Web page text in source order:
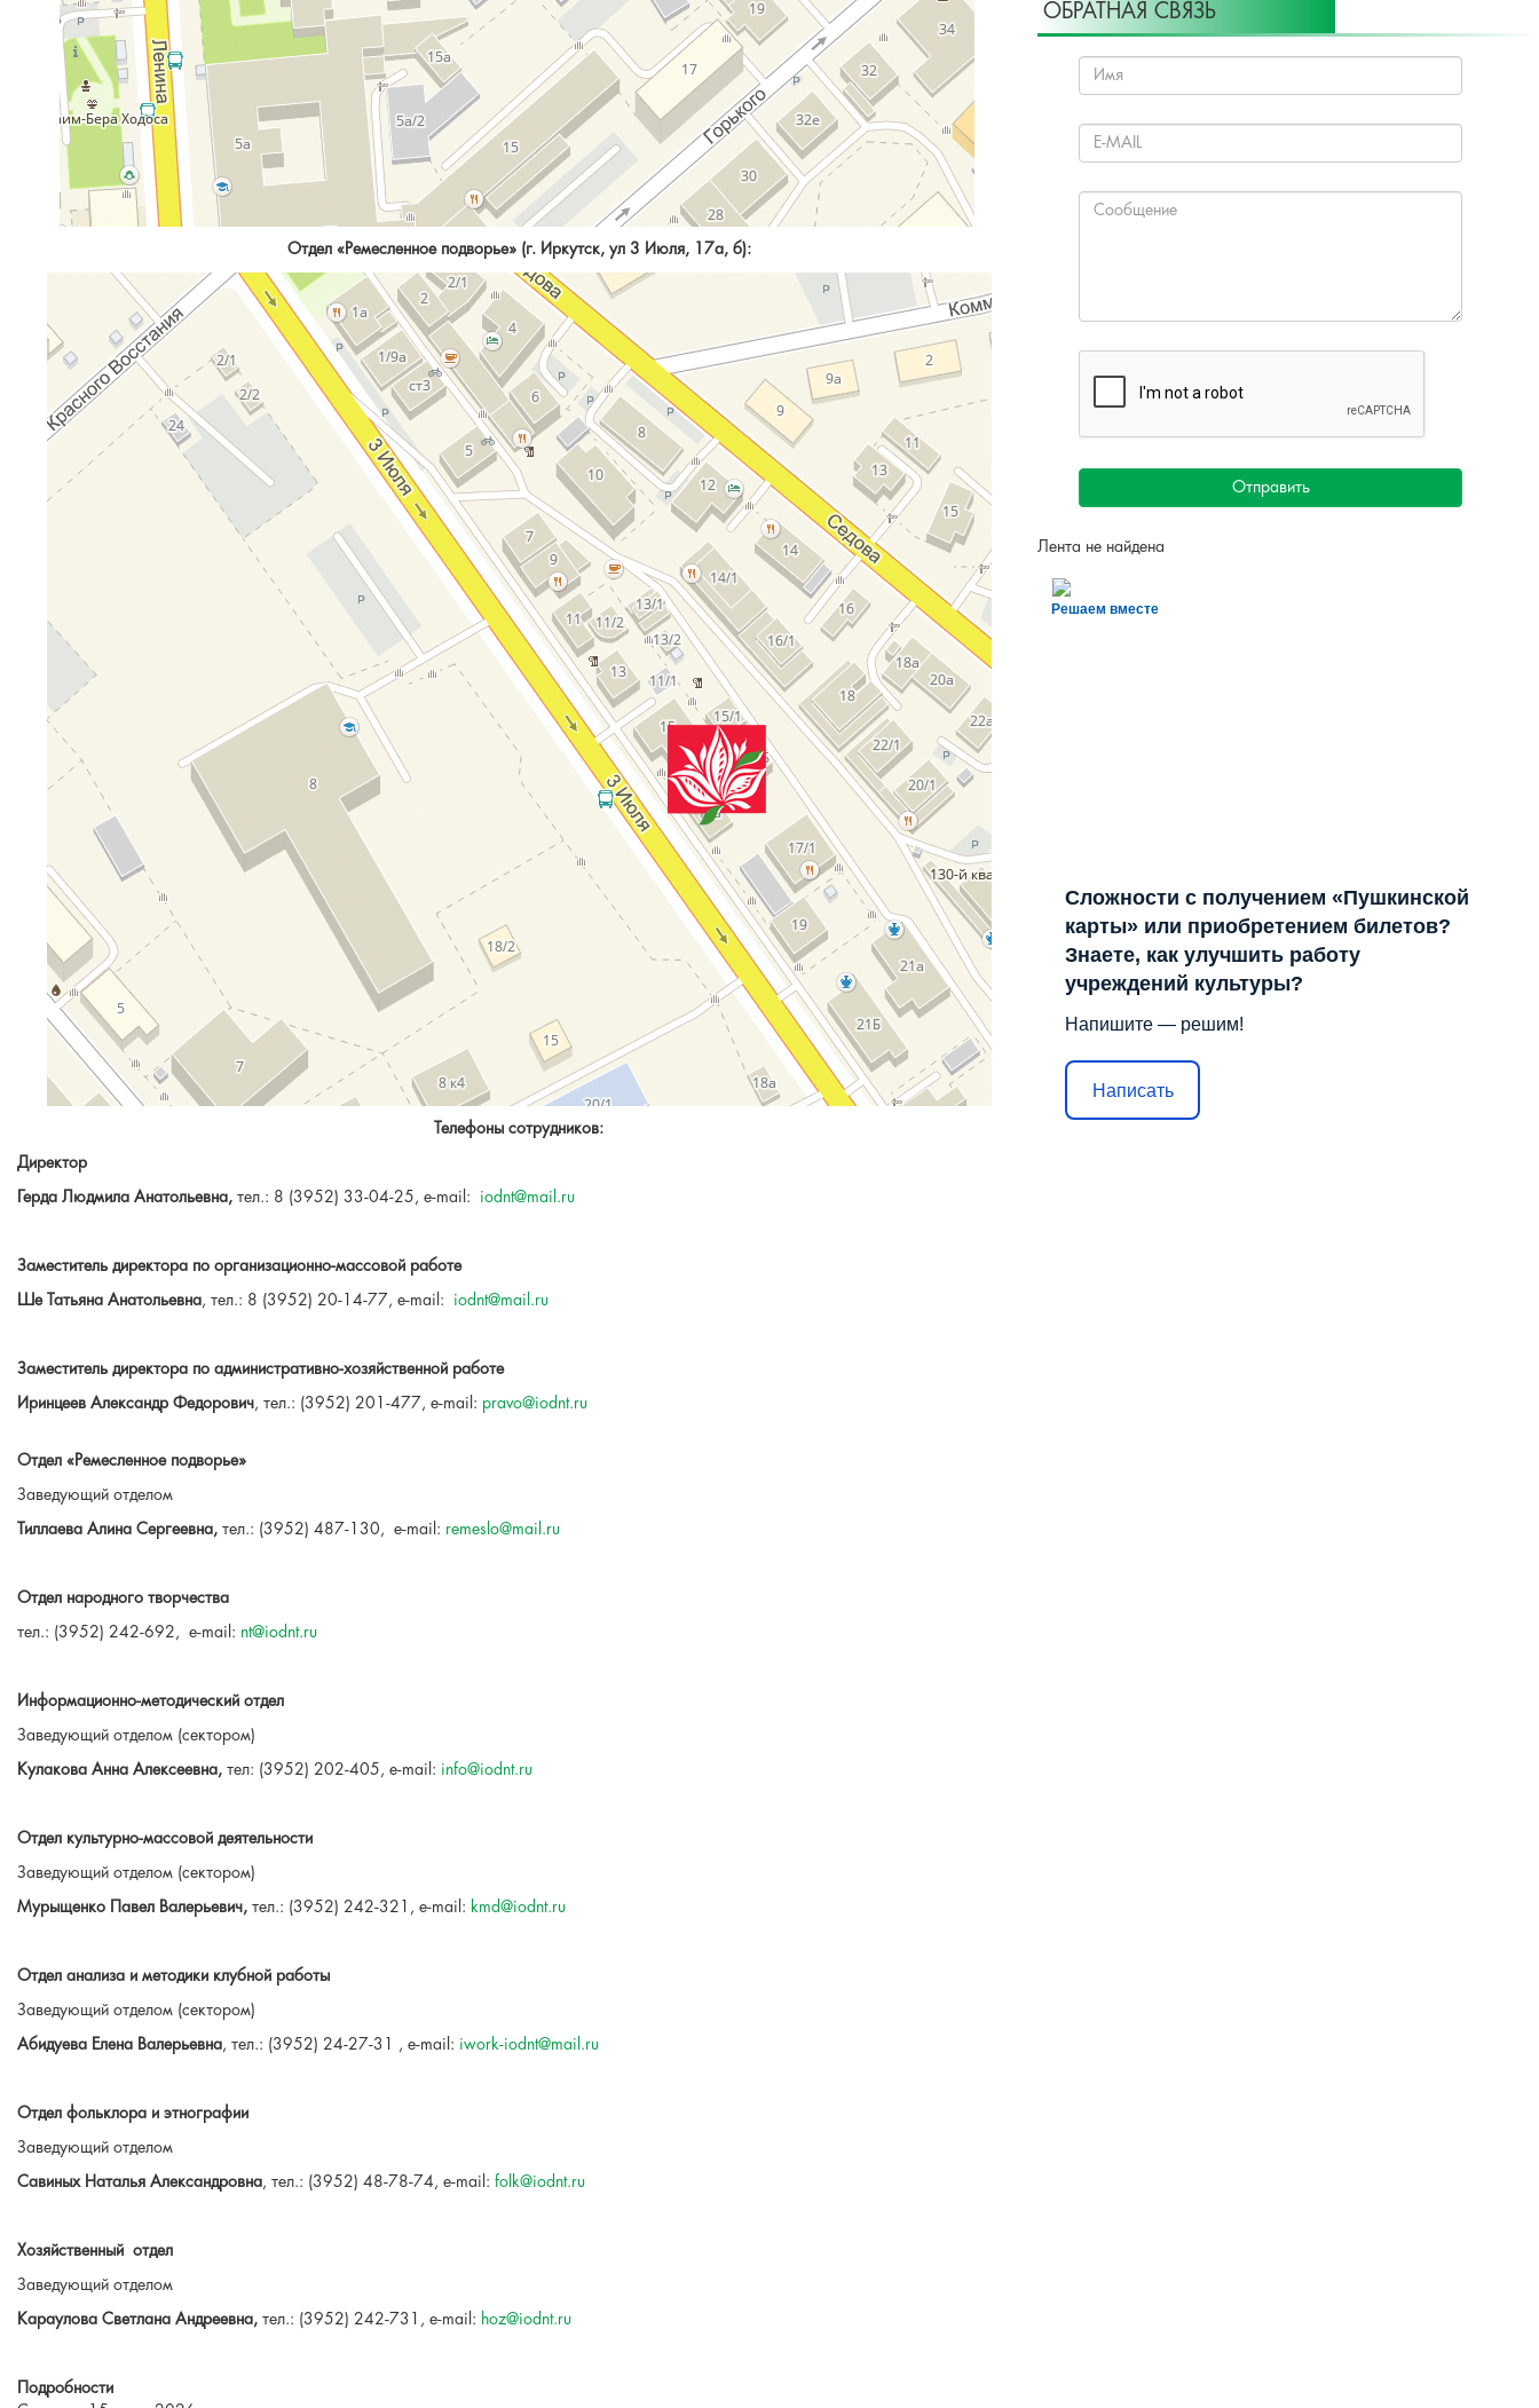
Отдел «Ремесленное подворье» (г. Иркутск, ул 3 Июля, 17а, б):
Телефоны сотрудников:
Директор
Герда Людмила Анатольевна, тел.: 8 (3952) 33-04-25, e-mail: iodnt@mail.ru
Заместитель директора по организационно-массовой работе
Ше Татьяна Анатольевна, тел.: 8 (3952) 20-14-77, e-mail: iodnt@mail.ru
Заместитель директора по административно-хозяйственной работе
Иринцеев Александр Федорович, тел.: (3952) 201-477, e-mail: pravo@iodnt.ru
Отдел «Ремесленное подворье»
Заведующий отделом
Тиллаева Алина Сергеевна, тел.: (3952) 487-130, e-mail: remeslo@mail.ru
Отдел народного творчества
тел.: (3952) 242-692, e-mail: nt@iodnt.ru
Информационно-методический отдел
Заведующий отделом (сектором)
Кулакова Анна Алексеевна, тел: (3952) 202-405, e-mail: info@iodnt.ru
Отдел культурно-массовой деятельности
Заведующий отделом (сектором)
Мурыщенко Павел Валерьевич, тел.: (3952) 242-321, e-mail: kmd@iodnt.ru
Отдел анализа и методики клубной работы
Заведующий отделом (сектором)
Абидуева Елена Валерьевна, тел.: (3952) 24-27-31 , e-mail: iwork-iodnt@mail.ru
Отдел фольклора и этнографии
Заведующий отделом
Савиных Наталья Александровна, тел.: (3952) 48-78-74, e-mail: folk@iodnt.ru
Хозяйственный отдел
Заведующий отделом
Караулова Светлана Андреевна, тел.: (3952) 242-731, e-mail: hoz@iodnt.ru
Подробности
ОБРАТНАЯ СВЯЗЬ
Отправить
Лента не найдена
Решаем вместе
Сложности с получением «Пушкинской
карты» или приобретением билетов?
Знаете, как улучшить работу
учреждений культуры?
Напишите — решим!
Написать